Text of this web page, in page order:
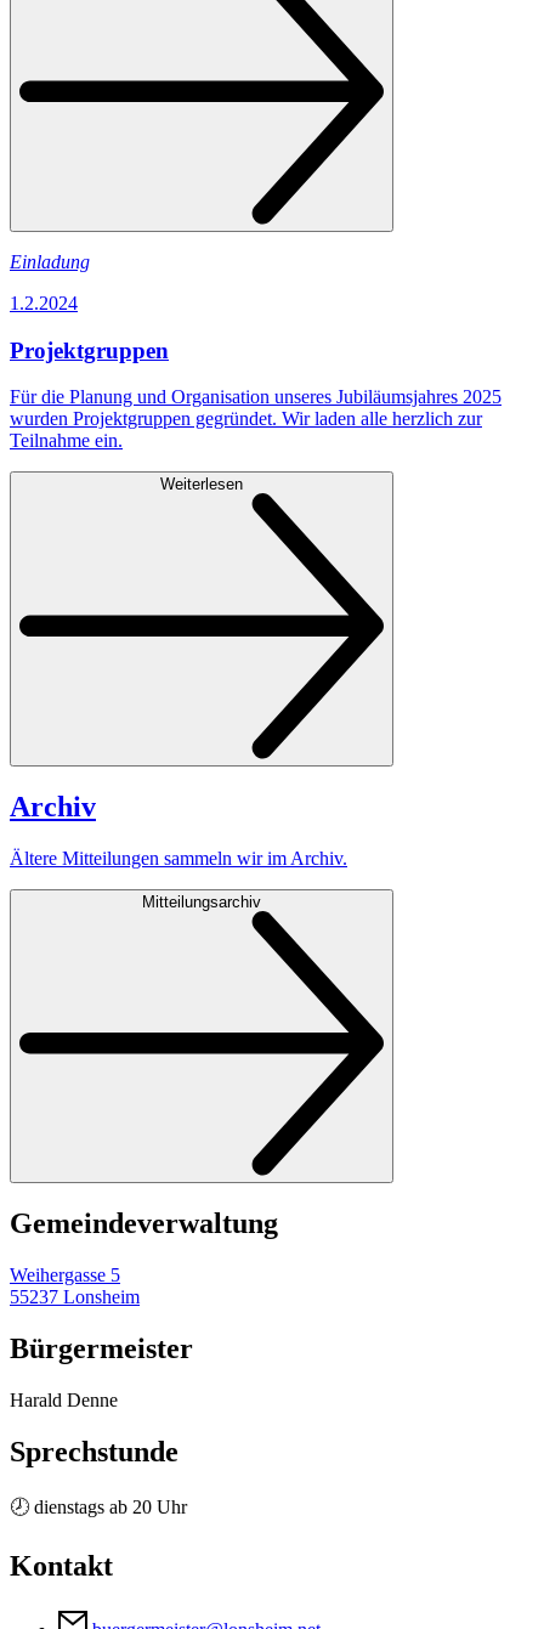
Einladung
1.2.2024
Projektgruppen
Für die Planung und Organisation unseres Jubiläumsjahres 2025
wurden Projektgruppen gegründet. Wir laden alle herzlich zur
Teilnahme ein.
Weiterlesen
Archiv
Ältere Mitteilungen sammeln wir im Archiv.
Mitteilungsarchiv
Gemeinde­verwaltung
Weihergasse 5
55237 Lonsheim
Bürgermeister
Harald Denne
Sprechstunde
🕗 dienstags ab 20 Uhr
Kontakt